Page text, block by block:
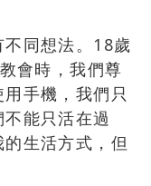
同想法。18歲
會時，我們尊
手機，我們只
能只活在過
生活方式，但